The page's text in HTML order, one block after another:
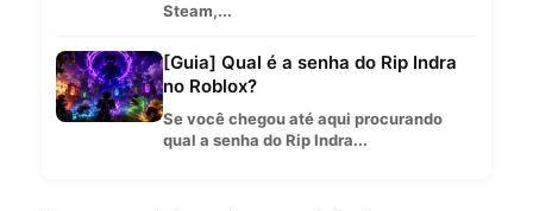
Steam,...
[Guia] Qual é a senha do Rip Indra
no Roblox?
Se você chegou até aqui procurando
qual a senha do Rip Indra...